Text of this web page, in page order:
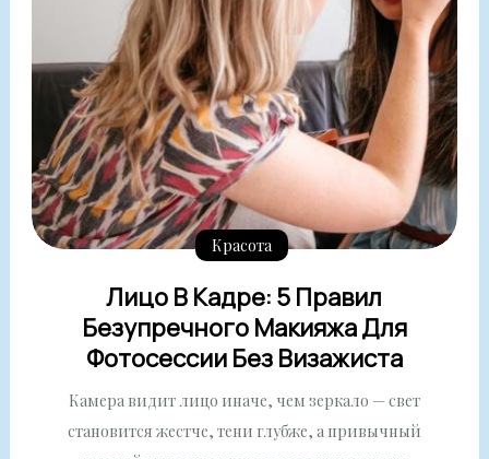
Красота
Лицо В Кадре: 5 Правил
Безупречного Макияжа Для
Фотосессии Без Визажиста
Камера видит лицо иначе, чем зеркало — свет
становится жестче, тени глубже, а привычный